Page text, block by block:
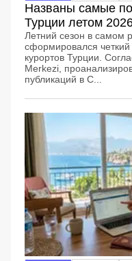
Названы самые
Турции летом
Летний сезон в самом
сформировался
курортов Турции.
Merkezi,
публикаций в С...